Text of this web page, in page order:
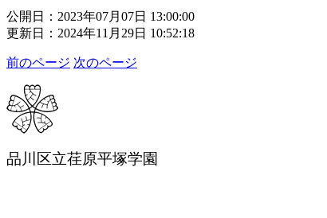
公開日：2023年07月07日 13:00:00
更新日：2024年11月29日 10:52:18
前のページ 次のページ
品川区立荏原平塚学園